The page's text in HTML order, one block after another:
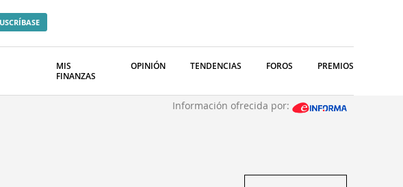
MIS
FINANZAS
OPINIÓN TENDENCIAS FOROS PREMIOS
Información ofrecida por: